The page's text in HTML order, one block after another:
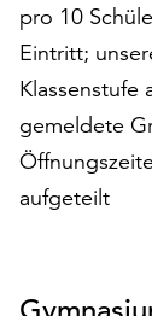
pro 10
Eintritt;
Klassenstufe
gemeldete
aufgeteilt